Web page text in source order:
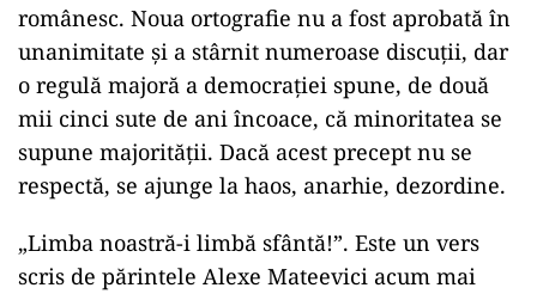
românesc. Noua ortografie nu a fost aprobată în
unanimitate și a stârnit numeroase discuții, dar
o regulă majoră a democrației spune, de două
mii cinci sute de ani încoace, că minoritatea se
supune majorității. Dacă acest precept nu se
respectă, se ajunge la haos, anarhie, dezordine.
„Limba noastră-i limbă sfântă!”. Este un vers
scris de părintele Alexe Mateevici acum mai